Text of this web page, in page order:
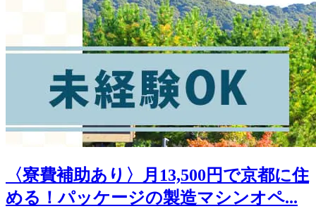
〈寮費補助あり〉月13,500円で京都に住
める！パッケージの製造マシンオペ...